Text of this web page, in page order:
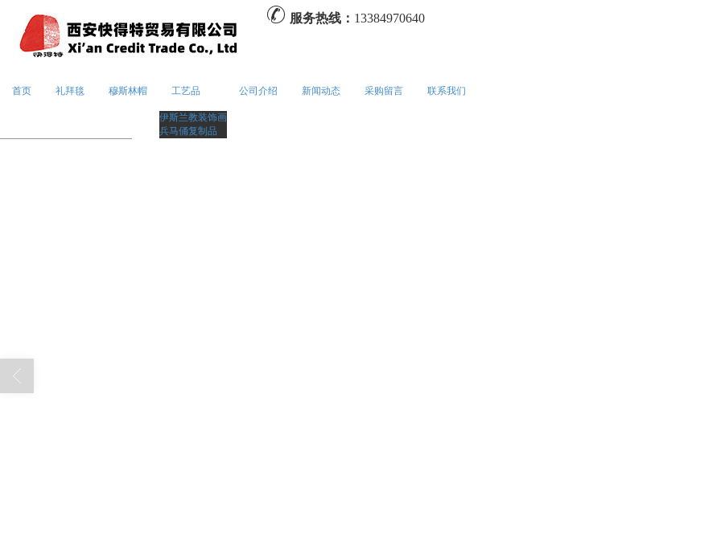
服务热线： 13384970640
首页 礼拜毯 穆斯林帽 工艺品
伊斯兰教装饰画
兵马俑复制品
公司介绍 新闻动态 采购留言 联系我们